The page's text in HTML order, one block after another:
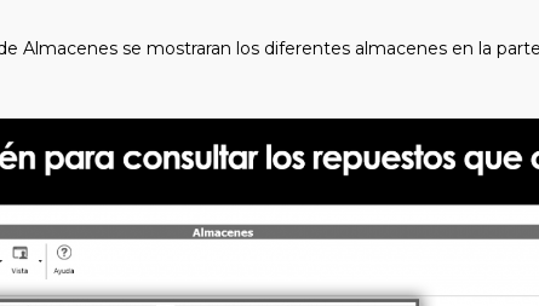
Almacenes se mostraran los diferentes almacenes en la